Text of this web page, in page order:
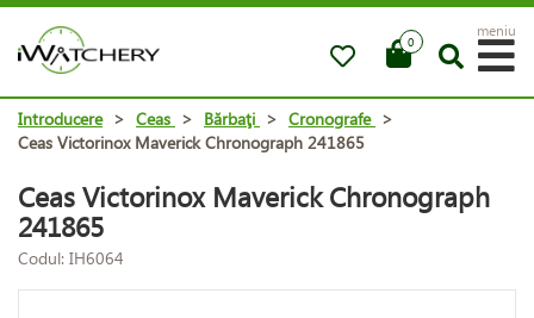
0
meniu
Introducere > Ceas > Bărbaţi > Cronografe >
Ceas Victorinox Maverick Chronograph 241865
Ceas Victorinox Maverick Chronograph
241865
Codul: IH6064